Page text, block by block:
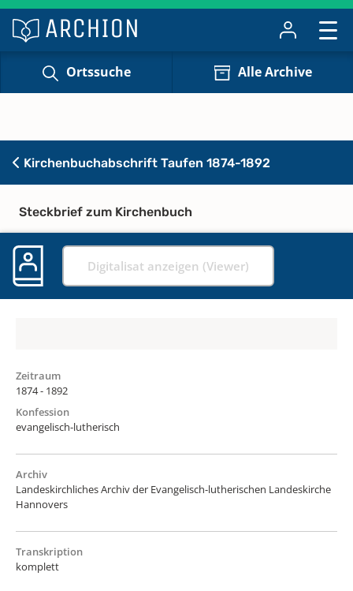
Ortssuche Alle Archive
Kirchenbuchabschrift Taufen 1874-1892
Steckbrief zum Kirchenbuch
Digitalisat anzeigen (Viewer)
Zeitraum
1874 - 1892
Konfession
evangelisch-lutherisch
Archiv
Landeskirchliches Archiv der Evangelisch-lutherischen Landeskirche
Hannovers
Transkription
komplett